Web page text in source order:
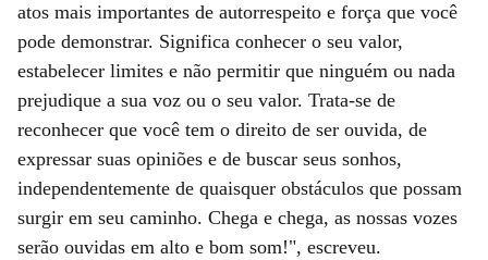
atos mais importantes de autorrespeito e força que você
pode demonstrar. Significa conhecer o seu valor,
estabelecer limites e não permitir que ninguém ou nada
prejudique a sua voz ou o seu valor. Trata-se de
reconhecer que você tem o direito de ser ouvida, de
expressar suas opiniões e de buscar seus sonhos,
independentemente de quaisquer obstáculos que possam
surgir em seu caminho. Chega e chega, as nossas vozes
serão ouvidas em alto e bom som!", escreveu.
Miss
2024
DivulgaçãoDivulgação
Gabriela
Lacerda,
Universe
Brasil
2025
•
Redes
Reprodução
|
Miss
Universe